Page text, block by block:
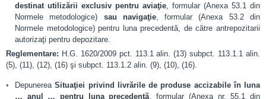
destinat utilizării exclusiv pentru aviaţie, formular (Anexa 53.1 din
Normele metodologice) sau navigaţie, formular (Anexa 53.2 din
Normele metodologice) pentru luna precedentă, de către antrepozitarii
autorizaţi pentru depozitare.
Reglementare: H.G. 1620/2009 pct. 113.1 alin. (13) subpct. 113.1.1 alin.
(5), (11), (12), (16) şi subpct. 113.1.2 alin. (9), (10), (16).
DepunereaSituaţiei privind livrările de produse accizabile în luna
… anul … pentru luna precedentă, formular (Anexa nr. 55.1 din